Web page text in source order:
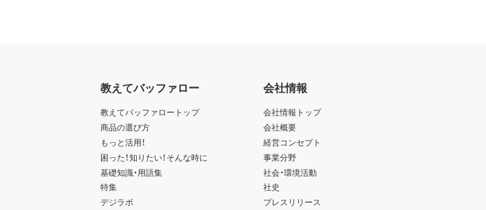
教えてバッファロー
教えてバッファロートップ
商品の選び方
もっと活用！
困った！知りたい！そんな時に
基礎知識・用語集
特集
デジラボ
会社情報
会社情報トップ
会社概要
経営コンセプト
事業分野
社会・環境活動
社史
プレスリリース